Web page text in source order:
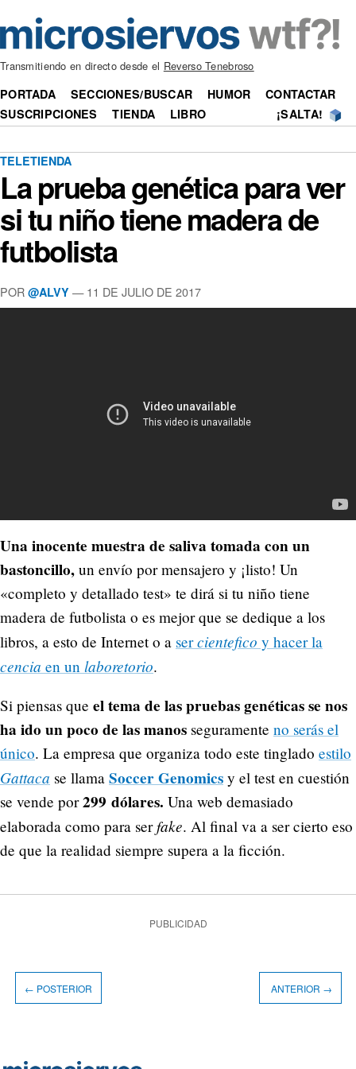
Transmitiendo en directo desde el Reverso Tenebroso
PORTADA SECCIONES/BUSCAR HUMOR
CONTACTAR
SUSCRIPCIONES
TIENDA LIBRO ¡SALTA!
TELETIENDA
La prueba genética para ver
si tu niño tiene madera de
futbolista
POR @ALVY —11 DE JULIO DE 2017
Una inocente muestra de saliva tomada con un
bastoncillo, un envío por mensajero y ¡listo! Un
«completo y detallado test» te dirá si tu niño tiene
madera de futbolista o es mejor que se dedique a los
libros, a esto de Internet o a sercientefico y hacer la
cencia en un laboretorio.
Si piensas que el tema de las pruebas genéticas se nos
ha ido un poco de las manos seguramente no serás el
único. La empresa que organiza todo este tinglado estilo
Gattaca se llama Soccer Genomics y el test en cuestión
se vende por299 dólares. Una web demasiado
elaborada como para serfake. Al final va a ser cierto eso
de que la realidad siempre supera a la ficción.
PUBLICIDAD
← POSTERIOR ANTERIOR →